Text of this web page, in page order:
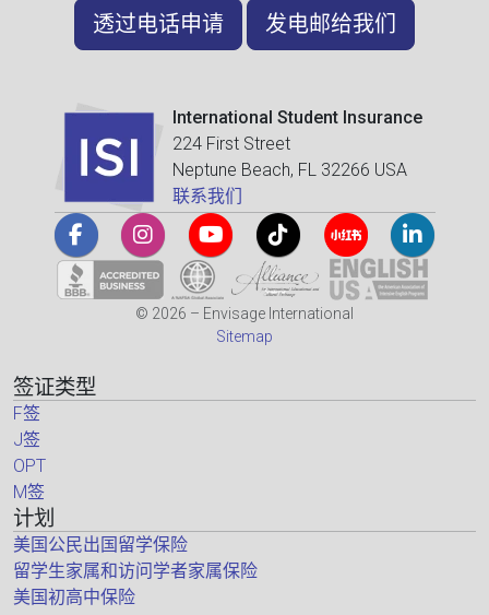
透过电话申请 发电邮给我们
International Student Insurance
224 First Street
Neptune Beach, FL 32266 USA
联系我们
© 2026 – Envisage International
Sitemap
签证类型
F签
J签
OPT
M签
计划
美国公民出国留学保险
留学生家属和访问学者家属保险
美国初高中保险